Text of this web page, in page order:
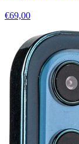
€69,00